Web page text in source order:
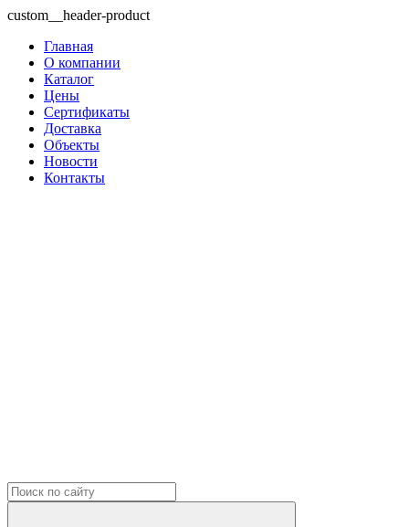
custom__header-product
Главная
О компании
Каталог
Цены
Сертификаты
Доставка
Объекты
Новости
Контакты